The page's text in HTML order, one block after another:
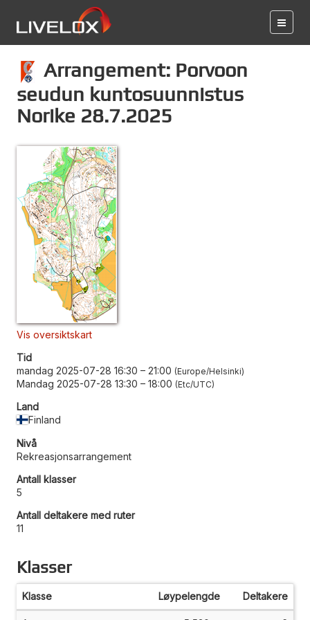
Arrangement: Porvoon
seudun kuntosuunnistus
Norike 28.7.2025
Vis oversiktskart
Tid
mandag 2025-07-28 16:30 – 21:00 Europe/Helsinki
Mandag 2025-07-28 13:30 – 18:00 Etc/UTC
Land
Finland
Nivå
Rekreasjonsarrangement
Antall klasser
5
Antall deltakere med ruter
11
Klasser
Klasse Løypelengde Deltakere